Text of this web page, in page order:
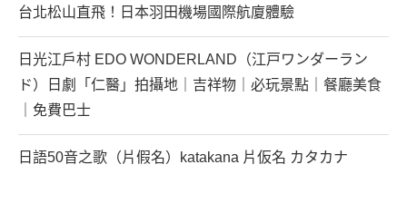
台北松山直飛！日本羽田機場國際航廈體驗
日光江戶村 EDO WONDERLAND（江戸ワンダーラン
ド）日劇「仁醫」拍攝地｜吉祥物｜必玩景點｜餐廳美食
｜免費巴士
日語50音之歌（片假名）katakana 片仮名 カタカナ